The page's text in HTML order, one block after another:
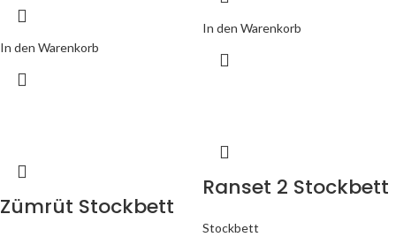
In den Warenkorb
In den Warenkorb
Zümrüt Stockbett
Ranset 2 Stockbett
Stockbett